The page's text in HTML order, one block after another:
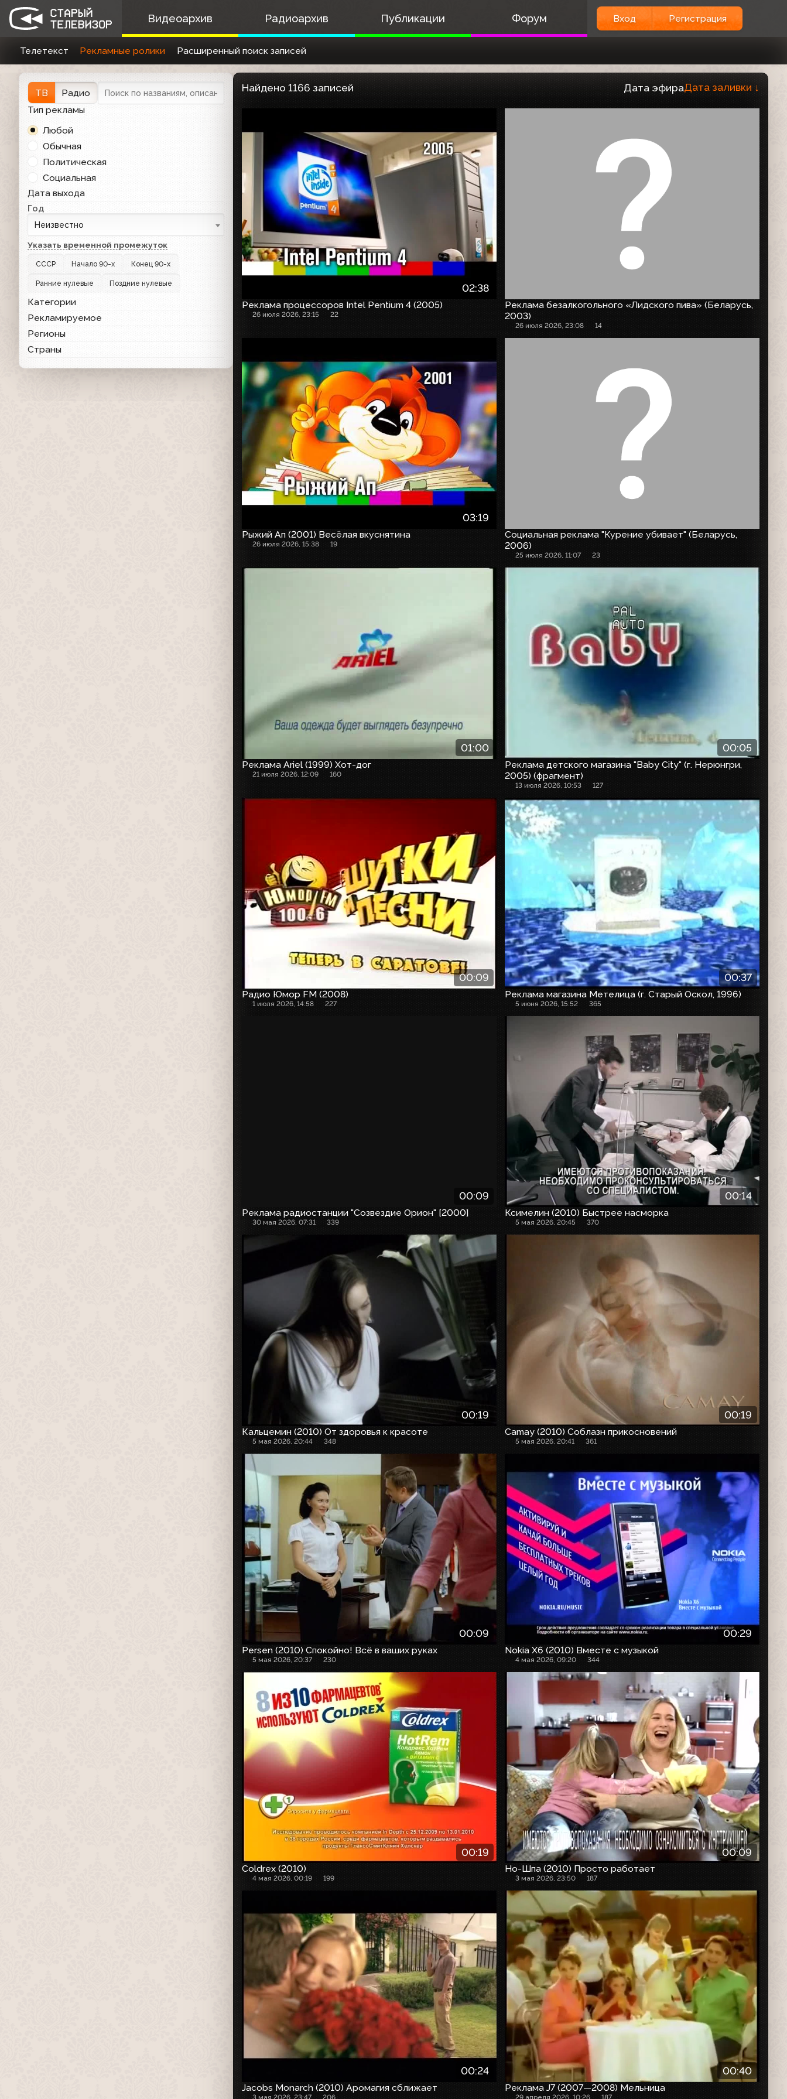
Видеоархив Радиоархив Публикации Форум Вход Регистрация
Телетекст Рекламные ролики Расширенный поиск записей
ТВ
Радио
Тип рекламы
Любой
Обычная
Политическая
Социальная
Дата выхода
Год
Неизвестно
Указать временной промежуток
СССР Начало 90-х Конец 90-х
Ранние нулевые Поздние нулевые
Категории
Рекламируемое
Регионы
Страны
Найдено 1166 записей Дата эфираДата заливки ↓
02:38
Реклама процессоров Intel Pentium 4 (2005)
26 июля 2026, 23:15 22
Реклама безалкогольного «Лидского пива» (Беларусь,
2003)
26 июля 2026, 23:08 14
03:19
Рыжий Ап (2001) Весёлая вкуснятина
26 июля 2026, 15:38 19
Социальная реклама "Курение убивает" (Беларусь,
2006)
25 июля 2026, 11:07 23
01:00
Реклама Ariel (1999) Хот-дог
21 июля 2026, 12:09 160
00:05
Реклама детского магазина "Baby City" (г. Нерюнгри,
2005) (фрагмент)
13 июля 2026, 10:53 127
00:09
Радио Юмор FM (2008)
1 июля 2026, 14:58 227
00:37
Реклама магазина Метелица (г. Старый Оскол, 1996)
5 июня 2026, 15:52 365
00:09
Реклама радиостанции "Созвездие Орион" [2000]
30 мая 2026, 07:31 339
00:14
Ксимелин (2010) Быстрее насморка
5 мая 2026, 20:45 370
00:19
Кальцемин (2010) От здоровья к красоте
5 мая 2026, 20:44 348
00:19
Camay (2010) Соблазн прикосновений
5 мая 2026, 20:41 361
00:09
Persen (2010) Спокойно! Всё в ваших руках
5 мая 2026, 20:37 230
00:29
Nokia X6 (2010) Вместе с музыкой
4 мая 2026, 09:20 344
00:19
Coldrex (2010)
4 мая 2026, 00:19 199
00:09
Но-Шпа (2010) Просто работает
3 мая 2026, 23:50 187
00:24
Jacobs Monarch (2010) Аромагия сближает
3 мая 2026, 23:47 206
00:40
Реклама J7 (2007—2008) Мельница
29 апреля 2026, 10:26 187